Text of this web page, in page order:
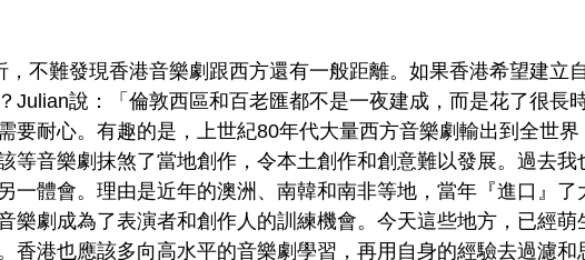
，不難發現香港音樂劇跟西方還有一般距離。如果香港希望建立
Julian說：「倫敦西區和百老匯都不是一夜建成，而是花了很長
要耐心。有趣的是，上世紀80年代大量西方音樂劇輸出到全世界
等音樂劇抹煞了當地創作，令本土創作和創意難以發展。過去我
一體會。理由是近年的澳洲、南韓和南非等地，當年『進口』了
樂劇成為了表演者和創作人的訓練機會。今天這些地方，已經萌
香港也應該多向高水平的音樂劇學習，再用自身的經驗去過濾和